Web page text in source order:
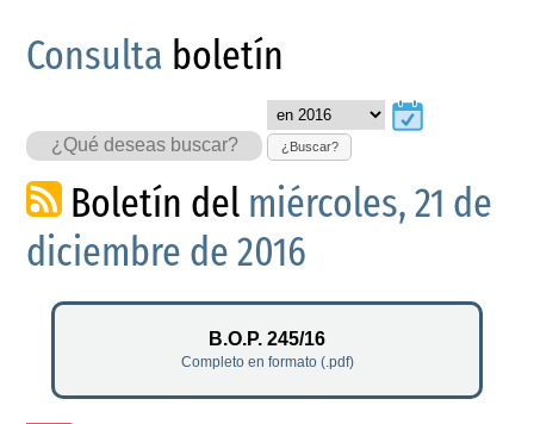
Consulta boletín
¿Buscar?
Boletín del miércoles, 21 de
diciembre de 2016
B.O.P. 245/16
Completo en formato (.pdf)